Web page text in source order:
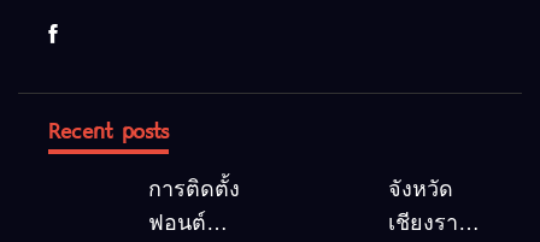
Recent posts
การติดตั้ง
ฟอนต์
จังหวัด
เชียงราย 5